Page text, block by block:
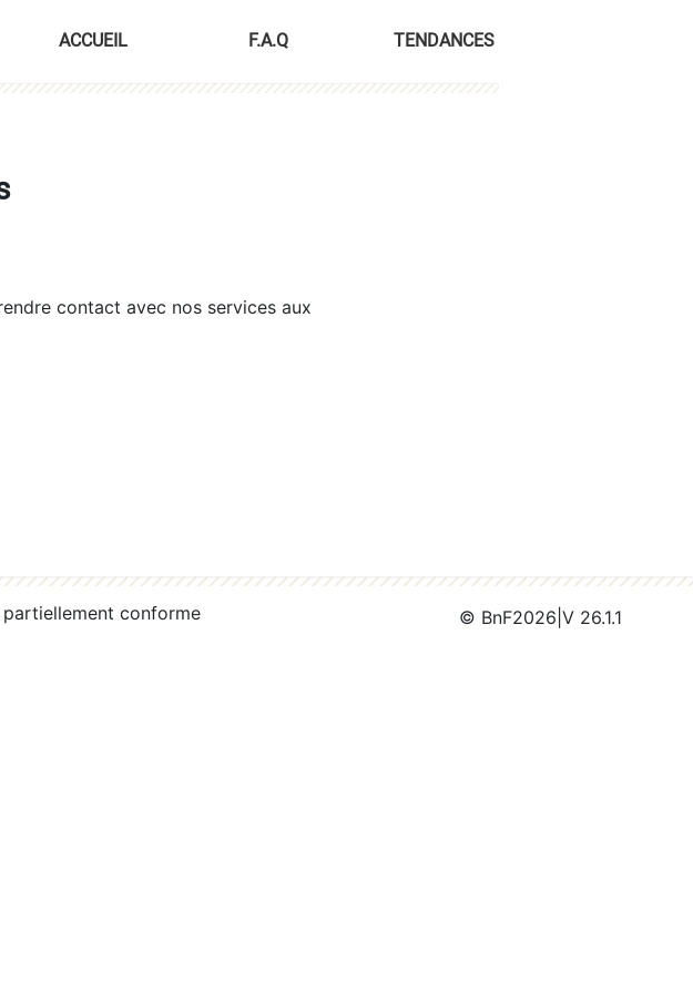
ACCUEIL F.A.Q TENDANCES
contact avec nos services aux
conforme © BnF2026 V 26.1.1